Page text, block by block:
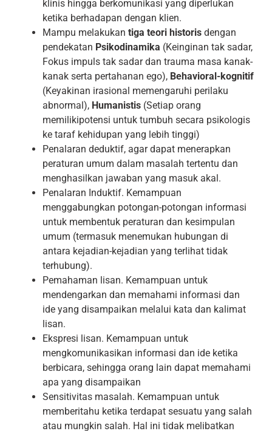
klinis hingga berkomunikasi yang diperlukan
ketika berhadapan dengan klien.
Mampu melakukan tiga teori historis dengan
pendekatan Psikodinamika (Keinginan tak sadar,
Fokus impuls tak sadar dan trauma masa kanak-
kanak serta pertahanan ego), Behavioral-kognitif
(Keyakinan irasional memengaruhi perilaku
abnormal), Humanistis (Setiap orang
memilikipotensi untuk tumbuh secara psikologis
ke taraf kehidupan yang lebih tinggi)
Penalaran deduktif, agar dapat menerapkan
peraturan umum dalam masalah tertentu dan
menghasilkan jawaban yang masuk akal.
Penalaran Induktif. Kemampuan
menggabungkan potongan-potongan informasi
untuk membentuk peraturan dan kesimpulan
umum (termasuk menemukan hubungan di
antara kejadian-kejadian yang terlihat tidak
terhubung).
Pemahaman lisan. Kemampuan untuk
mendengarkan dan memahami informasi dan
ide yang disampaikan melalui kata dan kalimat
lisan.
Ekspresi lisan. Kemampuan untuk
mengkomunikasikan informasi dan ide ketika
berbicara, sehingga orang lain dapat memahami
apa yang disampaikan
Sensitivitas masalah. Kemampuan untuk
memberitahu ketika terdapat sesuatu yang salah
atau mungkin salah. Hal ini tidak melibatkan